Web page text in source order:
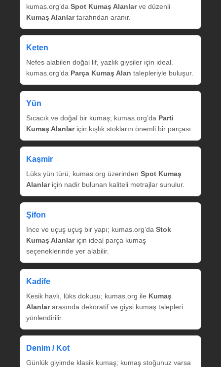
kumas.org’da Spot Kumaş Alanlarve düzenli
Kumaş Alanlartarafından aranır.
Keten
Nefes alabilen doğal lif, yazlık giysiler için ideal.
kumas.org’da Parça Kumaş Alan talepleriyle buluşur.
Yün
Sıcacık ve doğal bir kumaş; kumas.org’da Parti
Kumaş Alanlariçin kışlık stokların önemli bir parçası.
Kaşmir
Lüks yün türü; kumas.org üzerinden Spot Kumaş
Alanlariçin nadir bulunan kaliteli metrajlar sunulur.
Şifon
İnce ve uçuş uçuş bir yapı; kumas.org’da Stok
Kumaş Alanlariçin ideal parça kumaş
seçeneklerinde yer alabilir.
Kadife
Kesik havlı, lüks dokusu; kumas.org ile Kumaş
Alanlararasında dekoratif ve giysi kumaş talepleri
yönlendirilir.
Denim / Kot
Günlük giyimde klasik kumaş; kumaş stoğunuz varsa